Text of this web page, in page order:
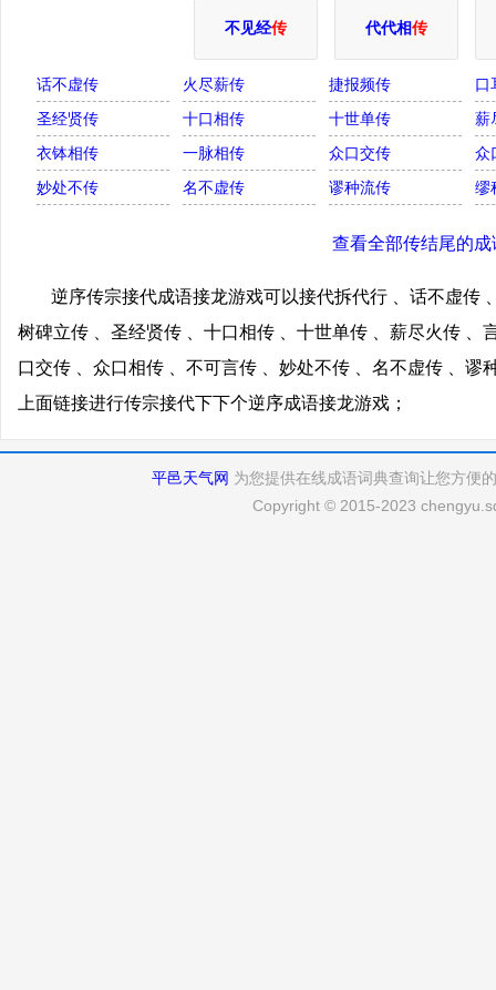
不见经传 代代相传
话不虚传 火尽薪传 捷报频传
口
圣经贤传
十口相传 十世单传
薪
衣钵相传
一脉相传 众口交传
众
妙处不传
名不虚传 谬种流传 缪
查看全部传结尾的成
逆序传宗接代成语接龙游戏可以接代拆代行 、话不虚传
树碑立传 、圣经贤传 、十口相传 、十世单传 、薪尽火传 、
口交传 、众口相传 、不可言传 、妙处不传 、名不虚传 、谬
上面链接进行传宗接代下下个逆序成语接龙游戏；
平邑天气网 为您提供在线成语词典查询让您方便
Copyright © 2015-2023